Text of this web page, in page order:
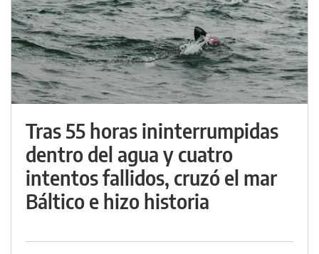
Tras 55 horas ininterrumpidas
dentro del agua y cuatro
intentos fallidos, cruzó el mar
Báltico e hizo historia